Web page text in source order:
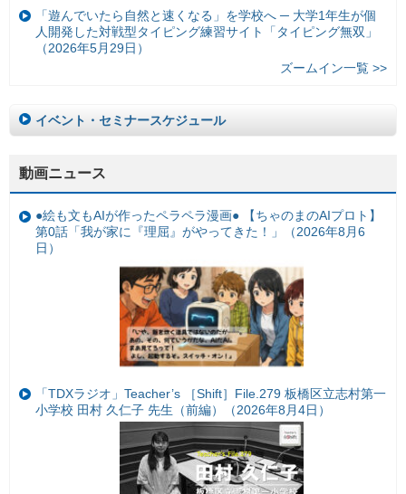
「遊んでいたら自然と速くなる」を学校へ ─ 大学1年生が個
人開発した対戦型タイピング練習サイト「タイピング無双」
（2026年5月29日）
ズームイン一覧 >>
イベント・セミナースケジュール
動画ニュース
●絵も文もAIが作ったペラペラ漫画● 【ちゃのまのAIプロト】
第0話「我が家に『理屈』がやってきた！」（2026年8月6
日）
「TDXラジオ」Teacher’s ［Shift］File.279 板橋区立志村第一
小学校 田村 久仁子 先生（前編）（2026年8月4日）